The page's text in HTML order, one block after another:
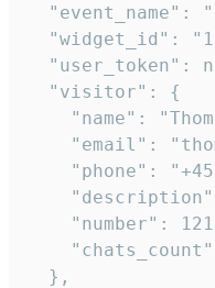
"event_name":
"widget_id":
"user_token":
  "visitor": {
"name":
"email":
"phone":
"number":
  },